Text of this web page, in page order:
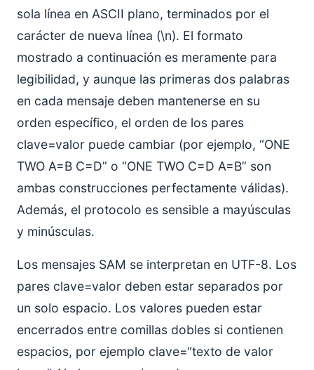
sola línea en ASCII plano, terminados por el
carácter de nueva línea (\n). El formato
mostrado a continuación es meramente para
legibilidad, y aunque las primeras dos palabras
en cada mensaje deben mantenerse en su
orden específico, el orden de los pares
clave=valor puede cambiar (por ejemplo, “ONE
TWO A=B C=D” o “ONE TWO C=D A=B” son
ambas construcciones perfectamente válidas).
Además, el protocolo es sensible a mayúsculas
y minúsculas.
Los mensajes SAM se interpretan en UTF-8. Los
pares clave=valor deben estar separados por
un solo espacio. Los valores pueden estar
encerrados entre comillas dobles si contienen
espacios, por ejemplo clave=“texto de valor